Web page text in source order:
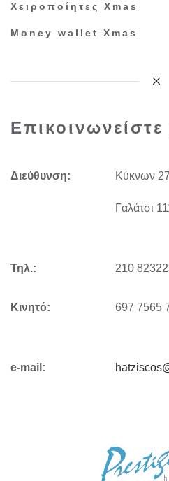
Χειροποίητες Xmas
Money wallet Xmas
Διεύθυνση: Kύκνων
Γαλάτσι
Τηλ.: 210
Κινητό: 697 7565
e-mail: